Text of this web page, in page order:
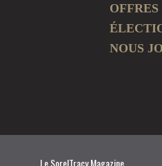
NOUS
Le SorelTracy Magazine